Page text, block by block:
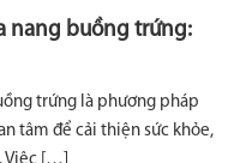
nang buồng trứng:
trứng là phương pháp
tâm để cải thiện sức khỏe,